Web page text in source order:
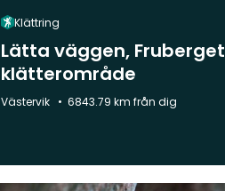
Klättring
Lätta väggen, Fruberget
klätterområde
Kommun:
Västervik 6843.79 km från dig